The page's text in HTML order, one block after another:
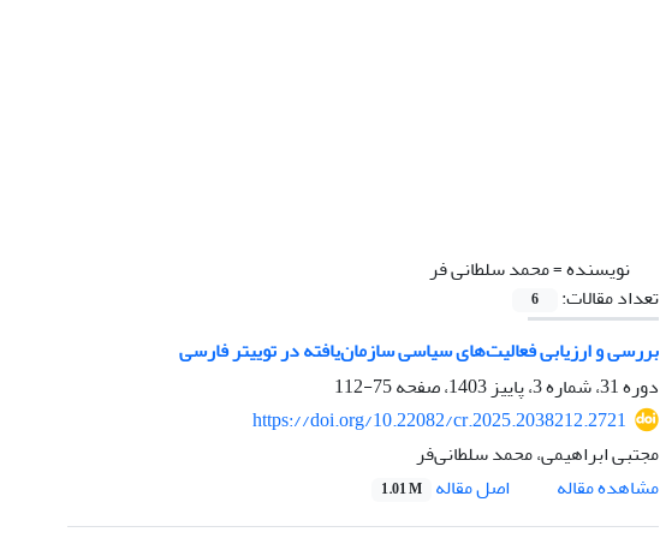
نویسنده =محمد سلطانی فر
تعداد مقالات:
6
بررسی و ارزیابی فعالیت‌های سیاسی سازمان‌یافته در توییتر فارسی
دوره 31، شماره 3، پاییز 1403، صفحه
75-112
https://doi.org/10.22082/cr.2025.2038212.2721
مجتبی ابراهیمی، محمد سلطانی‌فر
مشاهده مقاله
اصل مقاله 1.01 M